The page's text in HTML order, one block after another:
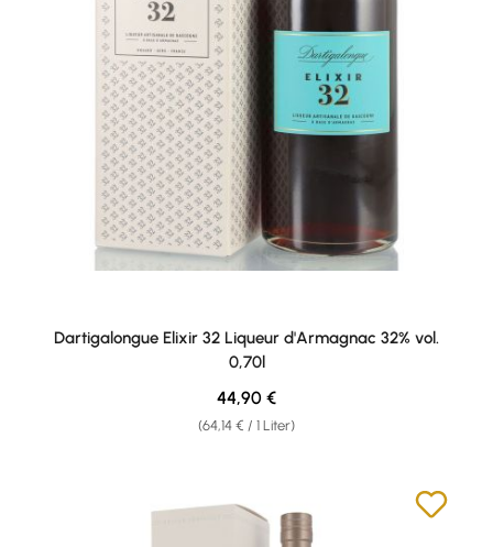
Dartigalongue Elixir 32 Liqueur d'Armagnac 32% vol.
0,70l
(64,14 € / 1 Liter)
Regulärer Preis:
44,90 €